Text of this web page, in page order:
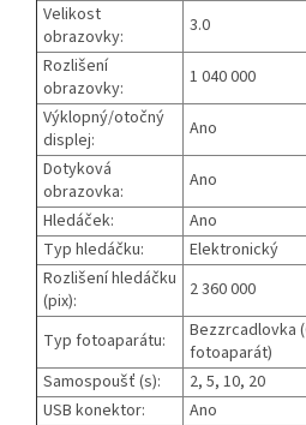
Velikost
obrazovky:
3.0
Rozlišení
obrazovky:
1 040 000
Výklopný/otočný
displej:
Ano
Dotyková
obrazovka:
Ano
Hledáček:
Ano
Typ hledáčku:
Elektronický
Rozlišení hledáčku
(pix):
2 360 000
Typ fotoaparátu:
Bezzrcadlovka
fotoaparát)
Samospoušť (s):
2, 5, 10, 20
USB konektor:
Ano